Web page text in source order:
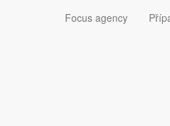
Focus agency